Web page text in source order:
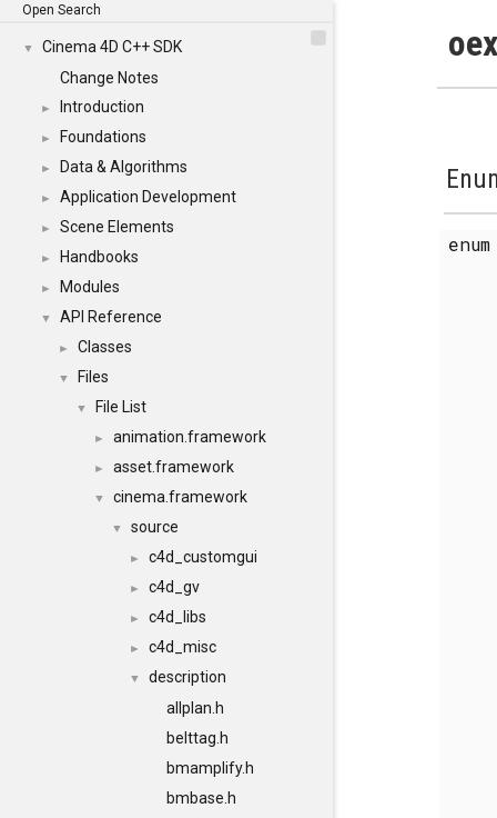
Open Search
▼
Cinema 4D C++ SDK
Change Notes
► Introduction
► Foundations
► Data & Algorithms
► Application Development
► Scene Elements
► Handbooks
► Modules
▼ API Reference
► Classes
▼ Files
▼ File List
► animation.framework
► asset.framework
▼ cinema.framework
▼ source
► c4d_customgui
► c4d_gv
► c4d_libs
► c4d_misc
▼
description
allplan.h
belttag.h
bmamplify.h
bmbase.h